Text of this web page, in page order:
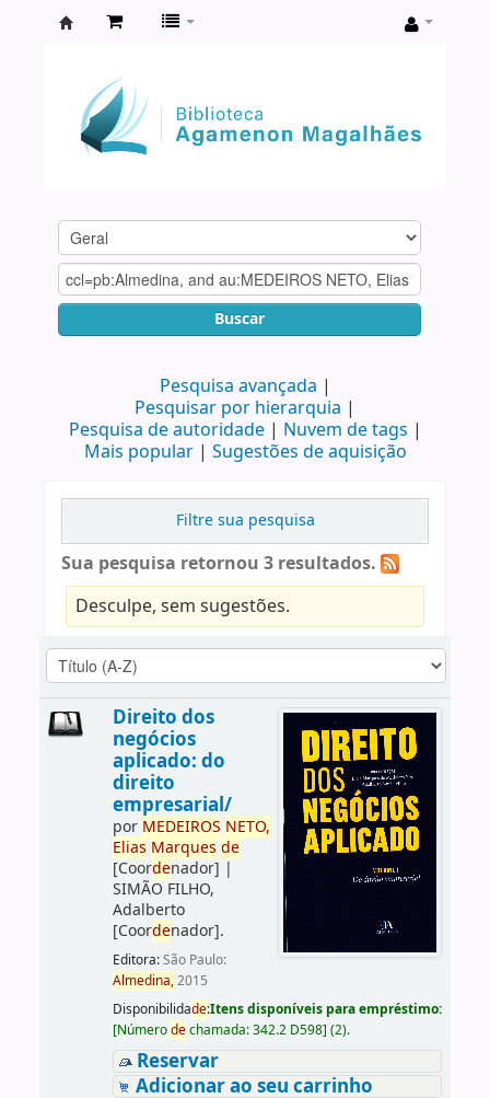
Agamenon
Magalhães
Buscar
Pesquisa avançada
Pesquisar por hierarquia
Pesquisa de autoridade
Nuvem de tags
Mais popular
Sugestões de aquisição
Filtre sua pesquisa
Sua pesquisa retornou 3 resultados.
Desculpe, sem sugestões.
Direito dos
negócios
aplicado: do
direito
empresarial/
por MEDEIROS NETO,
Elias Marques de
[Coordenador] |
SIMÃO FILHO,
Adalberto
[Coordenador].
Editora:São Paulo:
Almedina,2015
Disponibilidade:Itens disponíveis para empréstimo:
[Númerodechamada:342.2 D598] (2).
Reservar
Adicionar ao seu carrinho